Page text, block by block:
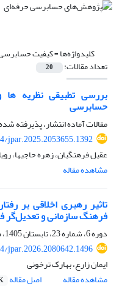
کلیدواژه‌ها =کیفیت
تعداد مقالات: 20
بررسی تطبیقی نظریه‏
حسابرسی
مقالات آماده انتشار، پذیرفته
jpar.2025.2053655.1392
عقیل فرهنگیان، زهره حاجیها،
مشاهده مقاله
تاثیر رهبری اخلاقی بر
فرهنگ سازمانی و تعدیل‌گر
دوره 6، شماره 23، تابستان 1405، صفحه
jpar.2026.2080642.1496
ایمان زارع، بهارک ترخونی
مشاهده مقاله
اصل مقاله